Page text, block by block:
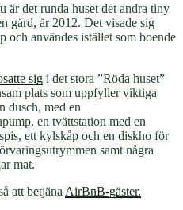
är det runda huset det andra tiny
gård, år 2012. Det visade sig
och användes istället som boende
sig i det stora ”Röda huset”
plats som uppfyller viktiga
dusch, med en
en tvättstation med en
ett kylskåp och en diskho för
samt några
mat.
att betjäna AirBnB-gäster.